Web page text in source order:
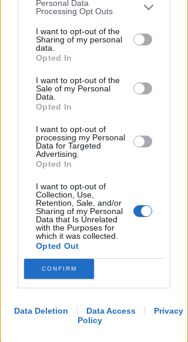
You may separately opt-out of the further
disclosure of your personal information
by third parties on the IAB’s list of
downstream participants.
by us to third parties on the IAB’s List of
Downstream Participants that may
further disclose it to other third parties.
Personal Data
Processing Opt Outs
I want to opt-out of the
Sharing of my personal
data.
Opted In
I want to opt-out of the
Sale of my Personal
Data.
Opted In
I want to opt-out of
processing my Personal
Data for Targeted
Advertising.
Opted In
I want to opt-out of
Collection, Use,
Retention, Sale, and/or
Sharing of my Personal
Data that Is Unrelated
with the Purposes for
which it was collected.
Opted Out
CONFIRM
Data Deletion Data Access
Privacy
Policy
"SCEMPIO INTOLLERABILE"
Piano Spiaggia. Spina (FdI):
cemento e spese in più per i
concessionari
Redazione
ANNI DI MINACCE E SOPRUSI
Colluttazione in albergo per
difendere la madre: figlio fa
Lamberto Abbati